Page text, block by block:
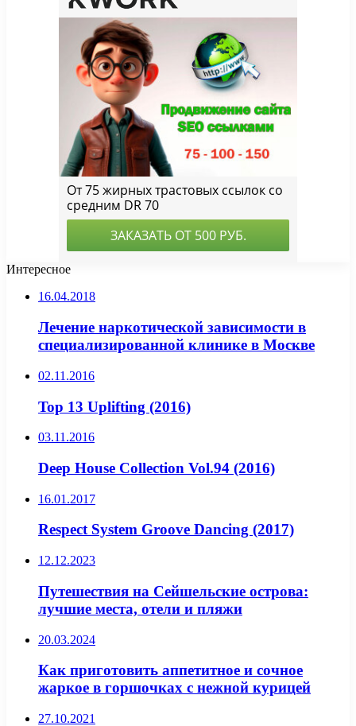
Интересное
16.04.2018
Лечение наркотической зависимости в
специализированной клинике в Москве
02.11.2016
Top 13 Uplifting (2016)
03.11.2016
Deep House Collection Vol.94 (2016)
16.01.2017
Respect System Groove Dancing (2017)
12.12.2023
Путешествия на Сейшельские острова:
лучшие места, отели и пляжи
20.03.2024
Как приготовить аппетитное и сочное
жаркое в горшочках с нежной курицей
27.10.2021